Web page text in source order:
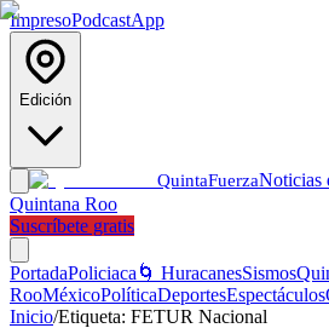
ImpresoPodcastApp
Edición
QuintaFuerzaNoticias
Quintana Roo
Suscríbete gratis
PortadaPoliciaca 🌀 HuracanesSismos
RooMéxicoPolíticaDeportesEspectáculos
Inicio/Etiqueta: FETUR Nacional